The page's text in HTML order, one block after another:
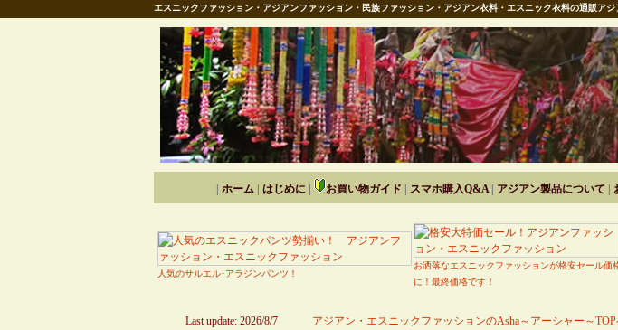
エスニックファッション・アジアンファッション・民族ファッション・アジアン衣料・エスニック衣料の通販アジ
ホーム| はじめに| お買い物ガイド スマホ購入Q&A| アジアン製品について
人気のサルエル･アラジンパンツ！
お洒落なエスニックファッションが格安セール価
に！最終価格です！
アジアン・エスニックファッションのAsha～アーシャー～
Last update: 2026/8/7